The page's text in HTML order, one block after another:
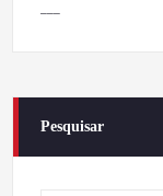
Pesquisar